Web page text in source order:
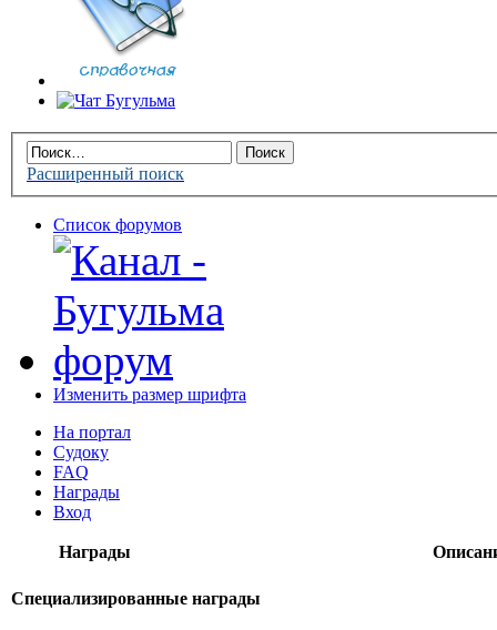
Расширенный поиск
Список форумов
Изменить размер шрифта
На портал
Судоку
FAQ
Награды
Вход
Награды
Специализированные награды